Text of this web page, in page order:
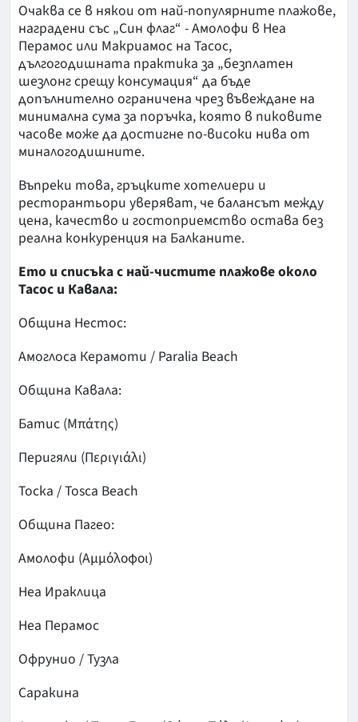
Очаква се в някои от най-популярните плажове,
наградени със „Син флаг“ - Амолофи в Неа
Перамос или Макриамос на Тасос,
дългогодишната практика за „безплатен
шезлонг срещу консумация“ да бъде
допълнително ограничена чрез въвеждане на
минимална сума за поръчка, която в пиковите
часове може да достигне по-високи нива от
миналогодишните.
Въпреки това, гръцките хотелиери и
ресторантьори уверяват, че балансът между
цена, качество и гостоприемство остава без
реална конкуренция на Балканите.
Ето и списъка с най-чистите плажове около
Тасос и Кавала:
Община Нестос:
Амоглоса Керамоти / Paralia Beach
Община Кавала:
Батис (Μπάτης)
Перигяли (Περιγιάλι)
Тоска / Tosca Beach
Община Пагео:
Амолофи (Αμμόλοφοι)
Неа Ираклица
Неа Перамос
Офрунио / Тузла
Саракина